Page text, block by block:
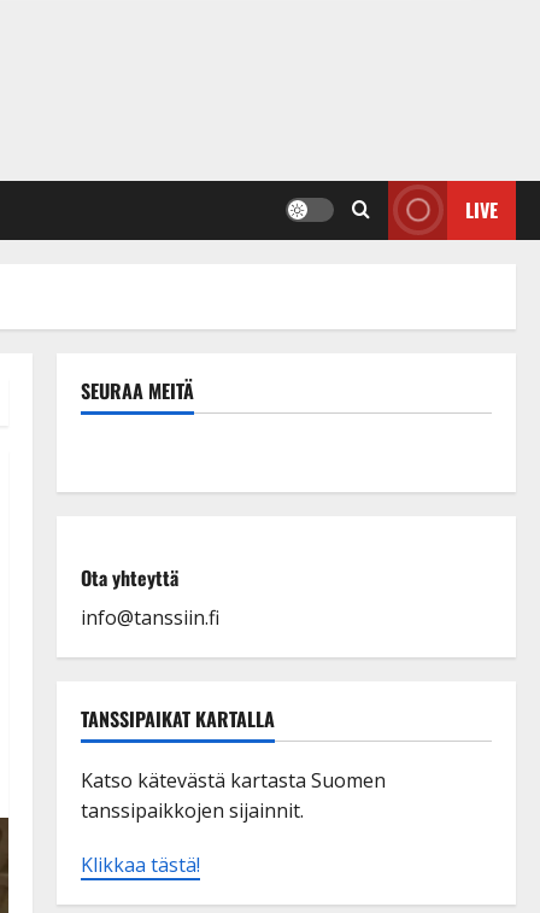
LIVE
SEURAA MEITÄ
Ota yhteyttä
info@tanssiin.fi
TANSSIPAIKAT KARTALLA
Katso kätevästä kartasta Suomen
tanssipaikkojen sijainnit.
Klikkaa tästä!